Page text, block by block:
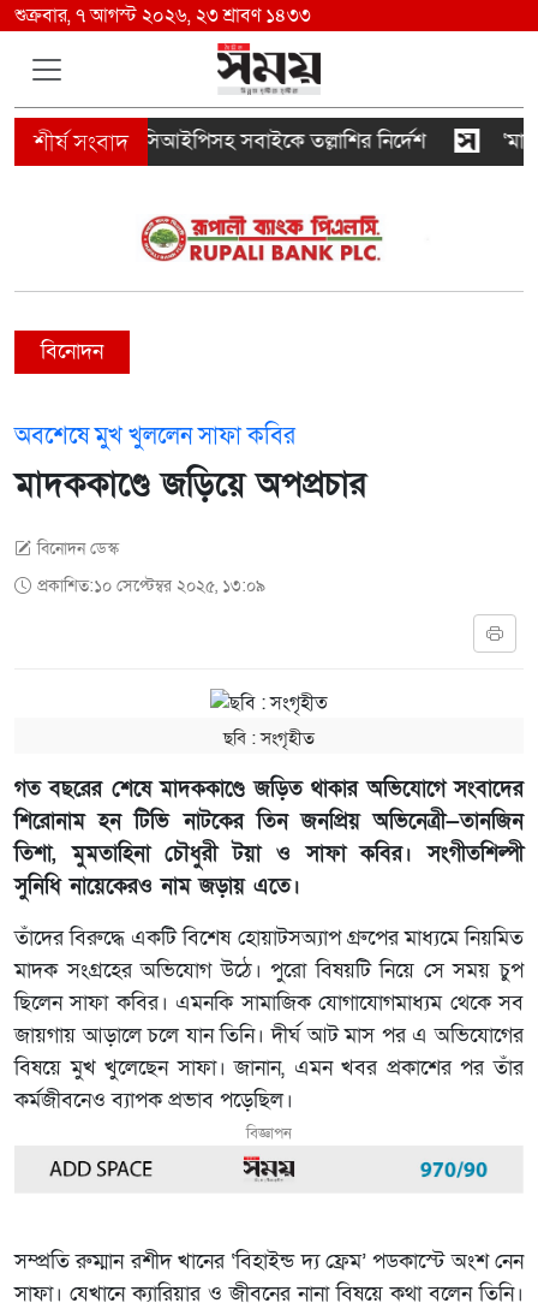
শুক্রবার, ৭ আগস্ট ২০২৬, ২৩ শ্রাবণ ১৪৩৩
ভিআইপি-সিআইপিসহ সবাইকে তল্লাশির নির্দেশ ‘মানুষ
বিনোদন
অবশেষে মুখ খুললেন সাফা কবির
মাদককাণ্ডে জড়িয়ে অপপ্রচার
বিনোদন ডেস্ক
প্রকাশিত:১০ সেপ্টেম্বর ২০২৫, ১৩:০৯
ছবি ‍: সংগৃহীত
গত বছরের শেষে মাদককাণ্ডে জড়িত থাকার অভিযোগে সংবাদের
শিরোনাম হন টিভি নাটকের তিন জনপ্রিয় অভিনেত্রী—তানজিন
তিশা, মুমতাহিনা চৌধুরী টয়া ও সাফা কবির। সংগীতশিল্পী
সুনিধি নায়েকেরও নাম জড়ায় এতে।
তাঁদের বিরুদ্ধে একটি বিশেষ হোয়াটসঅ্যাপ গ্রুপের মাধ্যমে নিয়মিত
মাদক সংগ্রহের অভিযোগ উঠে। পুরো বিষয়টি নিয়ে সে সময় চুপ
ছিলেন সাফা কবির। এমনকি সামাজিক যোগাযোগমাধ্যম থেকে সব
জায়গায় আড়ালে চলে যান তিনি। দীর্ঘ আট মাস পর এ অভিযোগের
বিষয়ে মুখ খুলেছেন সাফা। জানান, এমন খবর প্রকাশের পর তাঁর
কর্মজীবনেও ব্যাপক প্রভাব পড়েছিল।
বিজ্ঞাপন
সম্প্রতি রুম্মান রশীদ খানের ‘বিহাইন্ড দ্য ফ্রেম’ পডকাস্টে অংশ নেন
সাফা। যেখানে ক্যারিয়ার ও জীবনের নানা বিষয়ে কথা বলেন তিনি।